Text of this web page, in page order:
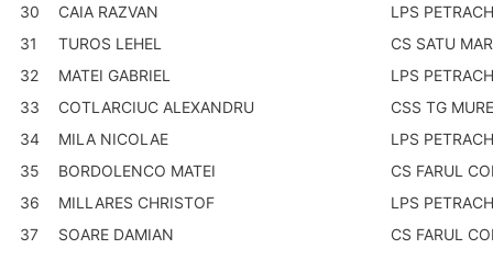
30
CAIA RAZVAN
LPS
31
TUROS LEHEL
CS SATU
32
MATEI GABRIEL
LPS
33
COTLARCIUC ALEXANDRU
CSS TG
34
MILA NICOLAE
LPS
35
BORDOLENCO MATEI
CS FARUL
36
MILLARES CHRISTOF
LPS
37
SOARE DAMIAN
CS FARUL